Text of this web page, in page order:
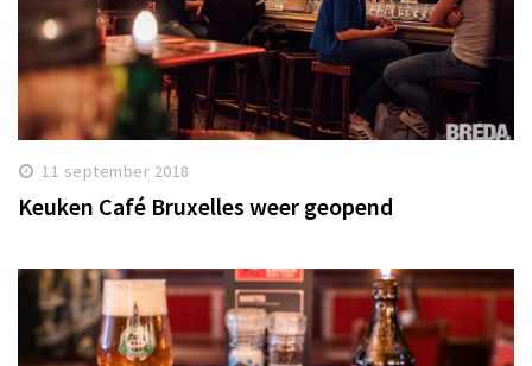
11 september 2018
Keuken Café Bruxelles weer geopend